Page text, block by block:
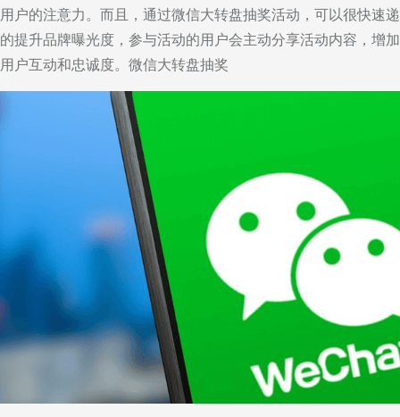
用户的注意力。而且，通过微信大转盘抽奖活动，可以很快速递
的提升品牌曝光度，参与活动的用户会主动分享活动内容，增加
用户互动和忠诚度。微信大转盘抽奖